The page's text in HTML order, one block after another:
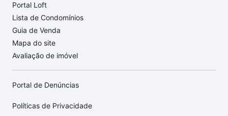
Portal Loft
Lista de Condomínios
Guia de Venda
Mapa do site
Avaliação de imóvel
Portal de Denúncias
Políticas de Privacidade